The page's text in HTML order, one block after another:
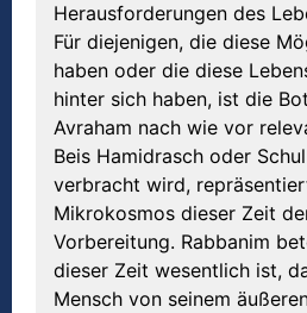
Herausforderungen des
Für diejenigen, die diese
haben oder die diese
hinter sich haben, ist die
Avraham nach wie vor
Beis Hamidrasch oder
verbracht wird,
Mikrokosmos dieser Zeit
Vorbereitung. Rabbanim
dieser Zeit wesentlich ist,
Mensch von seinem